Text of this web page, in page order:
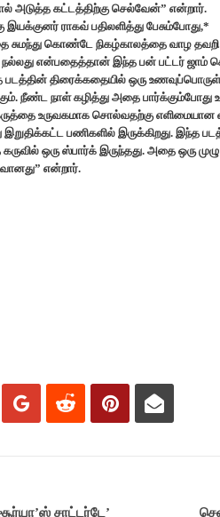
அடுத்த கட்டத்திற்கு செல்வேன்” என்றார்.
ராகவ் பதிலளித்து பேசும்போது,*
சுமந்து கொண்டே நிகழ்காலத்தை வாழ
என்பதைத்தான் இந்த பன் பட்டர் ஜாம்
படத்தின் திரைக்கதையில் ஒரு
நீண்ட நாள் கழித்து அதை பார்க்கும்போது
கருத்தை உருவகமாக சொல்வதற்கு
பணிகளில் இருக்கிறது. இந்த
ஒரு ஸ்பார்க் இருந்தது. அதை ஒரு முழு
என்றார்.
சாட்டர்டே’